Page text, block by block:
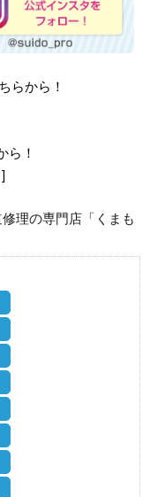
らから！
ら！
]
理の専門店「くまも